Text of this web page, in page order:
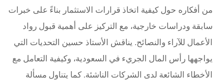
من أفكاره حول كيفية اتخاذ قرارات الاستثمار بناءً على خبرات
سابقة ودراسات خارجية، مع التركيز على أهمية قبول رواد
الأعمال للآراء والنصائح. يناقش الأستاذ حسين التحديات التي
يواجهها رأس المال الجريء في السعودية، وكيفية التعامل مع
الأخطاء الشائعة لدى الشركات الناشئة. كما يتناول مسألة